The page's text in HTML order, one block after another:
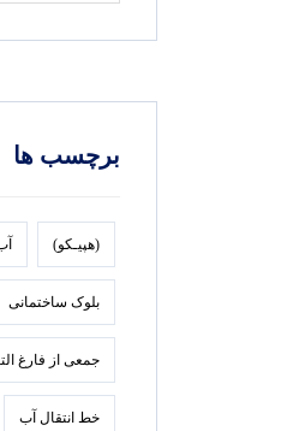
برچسب ها
(هپیـکو)
بلوک ساختمانی
جمعی از فارغ
خط انتقال آب